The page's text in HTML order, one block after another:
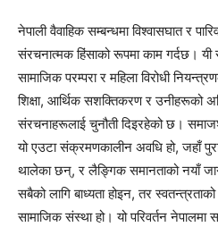
नेपाली वैवाहिक सम्बन्धमा विश्वासघात र
संरचनात्मक हिंसाको रूपमा काम गर्दछ।
सामाजिक परम्परा र महिला विरोधी
शिक्षा, आर्थिक सशक्तिकरण र उनीहरूको
संरचनाहरूलाई चुनौती दिइरहेको छ।
यो एउटा संक्रमणकालीन अवधि हो, जहाँ
थालेका छन्, र लैङ्गिक समानताको नयाँ
सबैको लागि बाध्यता होइन, तर
सामाजिक संस्था हो। यो परिवर्तन